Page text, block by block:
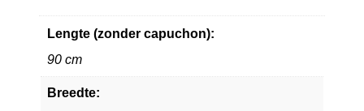
Lengte (zonder capuchon):
90 cm
Breedte: